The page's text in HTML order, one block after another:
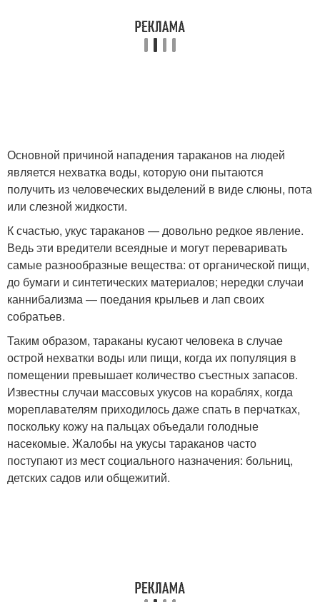
Основной причиной нападения тараканов на людей
является нехватка воды, которую они пытаются
получить из человеческих выделений в виде слюны, пота
или слезной жидкости.
К счастью, укус тараканов — довольно редкое явление.
Ведь эти вредители всеядные и могут переваривать
самые разнообразные вещества: от органической пищи,
до бумаги и синтетических материалов; нередки случаи
каннибализма — поедания крыльев и лап своих
собратьев.
Таким образом, тараканы кусают человека в случае
острой нехватки воды или пищи, когда их популяция в
помещении превышает количество съестных запасов.
Известны случаи массовых укусов на кораблях, когда
мореплавателям приходилось даже спать в перчатках,
поскольку кожу на пальцах объедали голодные
насекомые. Жалобы на укусы тараканов часто
поступают из мест социального назначения: больниц,
детских садов или общежитий.